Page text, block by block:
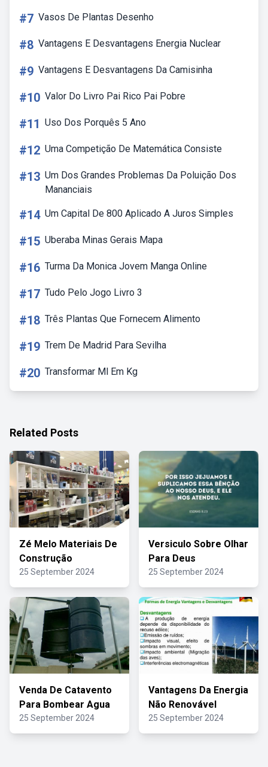
#7 Vasos De Plantas Desenho
#8 Vantagens E Desvantagens Energia Nuclear
#9 Vantagens E Desvantagens Da Camisinha
#10 Valor Do Livro Pai Rico Pai Pobre
#11 Uso Dos Porquês 5 Ano
#12 Uma Competição De Matemática Consiste
#13 Um Dos Grandes Problemas Da Poluição Dos
Mananciais
#14 Um Capital De 800 Aplicado A Juros Simples
#15 Uberaba Minas Gerais Mapa
#16 Turma Da Monica Jovem Manga Online
#17 Tudo Pelo Jogo Livro 3
#18 Três Plantas Que Fornecem Alimento
#19 Trem De Madrid Para Sevilha
#20 Transformar Ml Em Kg
Related Posts
Zé Melo Materiais De
Construção
25 September 2024
Versiculo Sobre Olhar
Para Deus
25 September 2024
Venda De Catavento
Para Bombear Agua
25 September 2024
Vantagens Da Energia
Não Renovável
25 September 2024